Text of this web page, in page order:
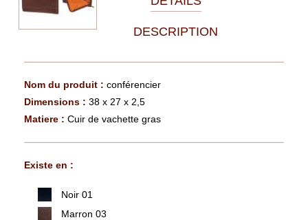
DESCRIPTION
Nom du produit : conférencier
Dimensions : 38 x 27 x 2,5
Matiere : Cuir de vachette gras
Existe en :
Noir 01
Marron 03